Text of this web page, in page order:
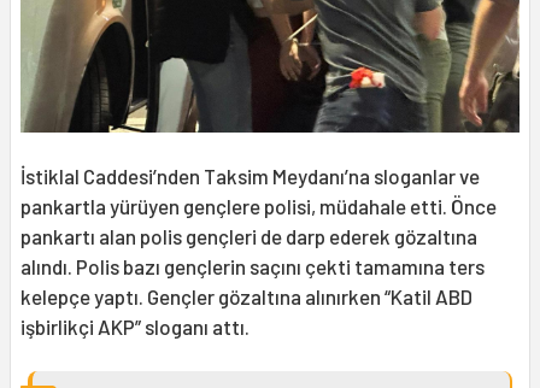
İstiklal Caddesi’nden Taksim Meydanı’na sloganlar ve
pankartla yürüyen gençlere polisi, müdahale etti. Önce
pankartı alan polis gençleri de darp ederek gözaltına
alındı. Polis bazı gençlerin saçını çekti tamamına ters
kelepçe yaptı. Gençler gözaltına alınırken “Katil ABD
işbirlikçi AKP” sloganı attı.